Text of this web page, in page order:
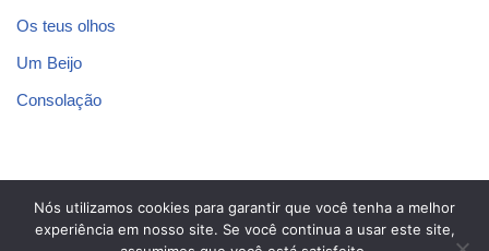
Os teus olhos
Um Beijo
Consolação
Blog dos Poetas
Nós utilizamos cookies para garantir que você tenha a melhor
experiência em nosso site. Se você continua a usar este site,